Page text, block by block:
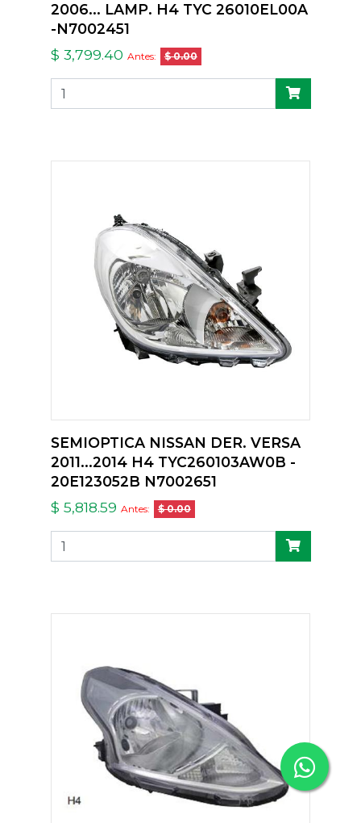
2006... LAMP. H4 TYC 26010EL00A
-N7002451
$ 3,799.40 Antes: $ 0.00
SEMIOPTICA NISSAN DER. VERSA
2011...2014 H4 TYC260103AW0B -
20E123052B N7002651
$ 5,818.59 Antes: $ 0.00